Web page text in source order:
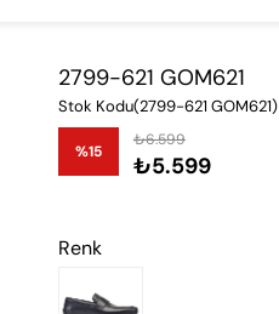
2799-621 GOM621
Stok Kodu(2799-621 GOM621)
%15
İndirim
₺6.599
₺5.599
Renk